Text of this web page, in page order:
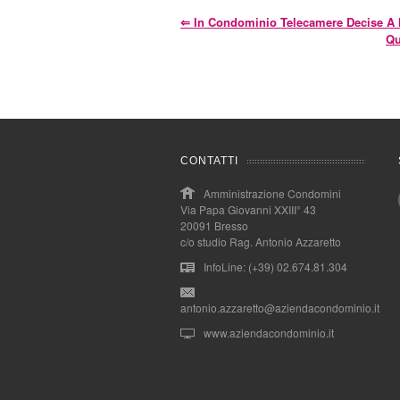
⇐ In Condominio Telecamere Decise A
CONTATTI
Amministrazione Condomini
Via Papa Giovanni XXIII° 43
20091 Bresso
c/o studio Rag. Antonio Azzaretto
InfoLine: (+39) 02.674.81.304
antonio.azzaretto@aziendacondominio.it
www.aziendacondominio.it